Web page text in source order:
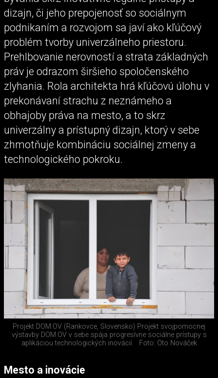
dizajn, či jeho prepojenosť so sociálnym
podnikaním a rozvojom sa javí ako kľúčový
problém tvorby univerzálneho priestoru.
Prehlbovanie nerovností a strata základných
práv je odrazom širšieho spoločenského
zlyhania. Rola architekta hrá kľúčovú úlohu v
prekonávaní strachu z neznámeho a
obhajoby práva na mesto, a to skrz
univerzálny a prístupný dizajn, ktorý v sebe
zhmotňuje kombináciu sociálnej zmeny a
technologického pokroku.
Projekt DOM.OV (Rankovce, Slovensko) Projekt svojpomocnej
výstavby DOM.OV v sebe spája progresívne sociálne prístupy s
aplikáciou technologických inovácií.
Foto: Oto Nováček
Mesto a inovácie